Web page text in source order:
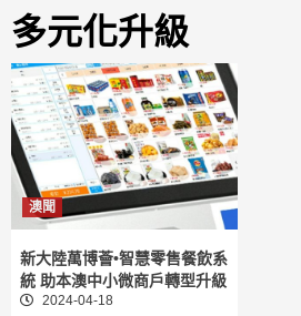
多元化升級
澳聞
新大陸萬博薈•智慧零售餐飲系
統 助本澳中小微商戶轉型升級
2024-04-18